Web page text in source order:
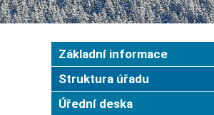
Základní informace
Struktura úřadu
Úřední deska